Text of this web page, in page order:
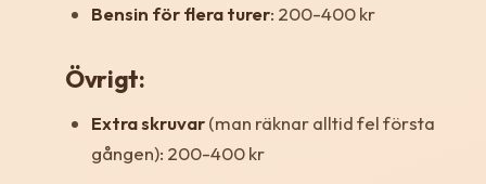
Bensin för flera turer: 200-400 kr
Övrigt:
Extra skruvar(man räknar alltid fel första
gången): 200-400 kr